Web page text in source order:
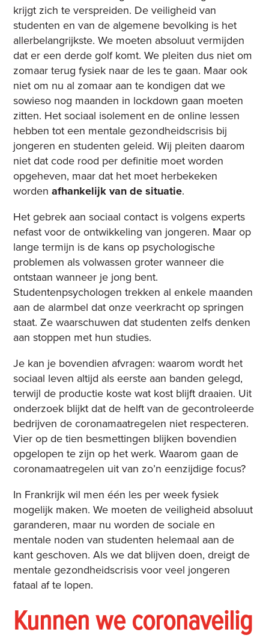
krijgt zich te verspreiden. De veiligheid van
studenten en van de algemene bevolking is het
allerbelangrijkste. We moeten absoluut vermijden
dat er een derde golf komt. We pleiten dus niet om
zomaar terug fysiek naar de les te gaan. Maar ook
niet om nu al zomaar aan te kondigen dat we
sowieso nog maanden in lockdown gaan moeten
zitten. Het sociaal isolement en de online lessen
hebben tot een mentale gezondheidscrisis bij
jongeren en studenten geleid. Wij pleiten daarom
niet dat code rood per definitie moet worden
opgeheven, maar dat het moet herbekeken
wordenafhankelijk van de situatie.
Het gebrek aan sociaal contact is volgens experts
nefast voor de ontwikkeling van jongeren. Maar op
lange termijn is de kans op psychologische
problemen als volwassen groter wanneer die
ontstaan wanneer je jong bent.
Studentenpsychologen trekken al enkele maanden
aan de alarmbel dat onze veerkracht op springen
staat. Ze waarschuwen dat studenten zelfs denken
aan stoppen met hun studies.
Je kan je bovendien afvragen: waarom wordt het
sociaal leven altijd als eerste aan banden gelegd,
terwijl de productie koste wat kost blijft draaien. Uit
onderzoek blijkt dat de helft van de gecontroleerde
bedrijven de coronamaatregelen niet respecteren.
Vier op de tien besmettingen blijken bovendien
opgelopen te zijn op het werk. Waarom gaan de
coronamaatregelen uit van zo’n eenzijdige focus?
In Frankrijk wil men één les per week fysiek
mogelijk maken. We moeten de veiligheid absoluut
garanderen, maar nu worden de sociale en
mentale noden van studenten helemaal aan de
kant geschoven. Als we dat blijven doen, dreigt de
mentale gezondheidscrisis voor veel jongeren
fataal af te lopen.
Kunnen we coronaveilig